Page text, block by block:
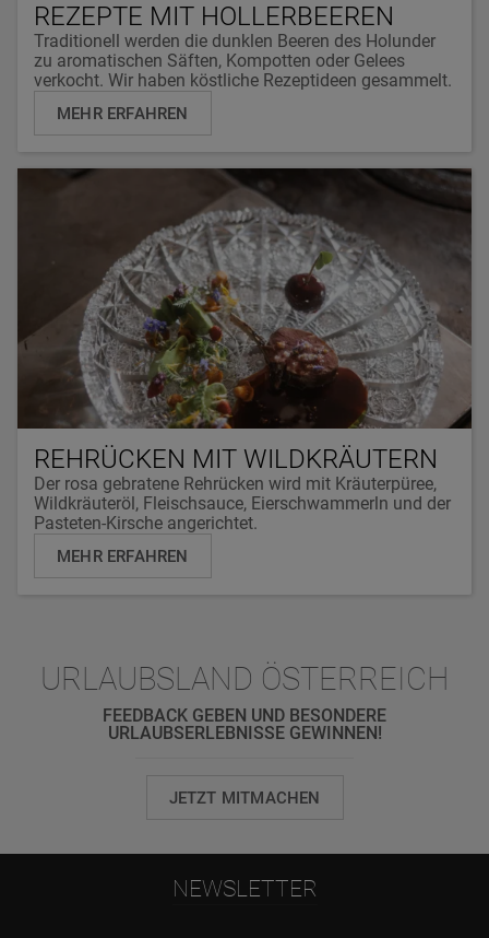
REZEPTE MIT HOLLERBEEREN
Traditionell werden die dunklen Beeren des Holunder
zu aromatischen Säften, Kompotten oder Gelees
verkocht. Wir haben köstliche Rezeptideen gesammelt.
MEHR ERFAHREN
REHRÜCKEN MIT WILDKRÄUTERN
Der rosa gebratene Rehrücken wird mit Kräuterpüree,
Wildkräuteröl, Fleischsauce, Eierschwammerln und der
Pasteten-Kirsche angerichtet.
MEHR ERFAHREN
URLAUBSLAND ÖSTERREICH
FEEDBACK GEBEN UND BESONDERE
URLAUBSERLEBNISSE GEWINNEN!
JETZT MITMACHEN
NEWSLETTER